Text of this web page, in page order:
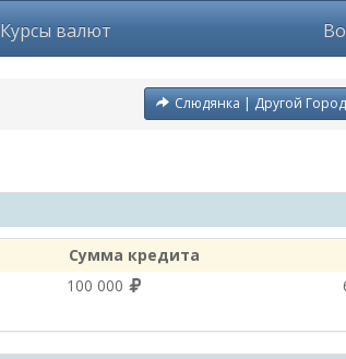
Курсы валют
Слюдянка | Другой Город
Сумма кредита
100 000